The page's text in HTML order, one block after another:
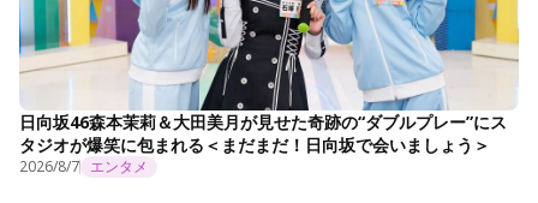
日向坂46森本茉莉＆大田美月が見せた奇跡の“ダブルプレー”にス
タジオが爆笑に包まれる＜まだまだ！日向坂で会いましょう＞
2026/8/7 エンタメ